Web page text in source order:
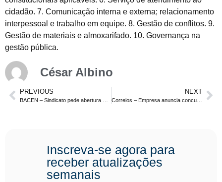
cidadão. 7. Comunicação interna e externa; relacionamento
interpessoal e trabalho em equipe. 8. Gestão de conflitos. 9.
Gestão de materiais e almoxarifado. 10. Governança na
gestão pública.
César Albino
PREVIOUS NEXT
Correios – Empresa anuncia concurso ainda para este primeiro semestre
Inscreva-se agora para
receber atualizações
semanais